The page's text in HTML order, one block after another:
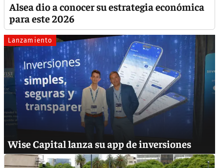
Alsea dio a conocer su estrategia económica
para este 2026
Lanzamiento
Wise Capital lanza su app de inversiones